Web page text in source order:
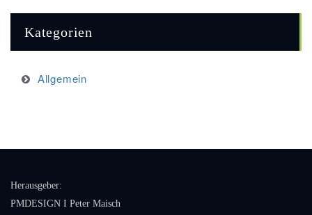
Kategorien
Allgemein
Herausgeber:
PMDESIGN I Peter Maisch